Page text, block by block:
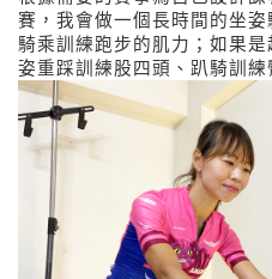
賽，我會做一個長時間的坐姿
騎乘訓練跑步的肌力；如果
姿重踩訓練股四頭、趴騎訓練